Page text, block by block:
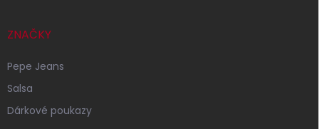
ZNAČKY
Pepe Jeans
Salsa
Dárkové poukazy